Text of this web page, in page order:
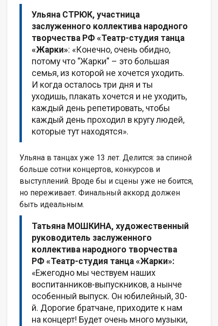
Ульяна СТРЮК, участница
заслуженного коллектива народного
творчества РФ «Театр-студия танца
«Жарки»: «Конечно, очень обидно,
потому что “Жарки” – это большая
семья, из которой не хочется уходить.
И когда осталось три дня и ты
уходишь, плакать хочется и не уходить,
каждый день репетировать, чтобы
каждый день проходил в кругу людей,
которые тут находятся».
Ульяна в танцах уже 13 лет. Делится: за спиной
больше сотни концертов, конкурсов и
выступлений. Вроде бы и сцены уже не боится,
но переживает. Финальный аккорд должен
быть идеальным.
Татьяна МОШКИНА, художественный
руководитель заслуженного
коллектива народного творчества
РФ «Театр-студия танца «Жарки»:
«Ежегодно мы чествуем наших
воспитанников-выпускников, а нынче
особенный выпуск. Он юбилейный, 30-
й. Дорогие братчане, приходите к нам
на концерт! Будет очень много музыки,